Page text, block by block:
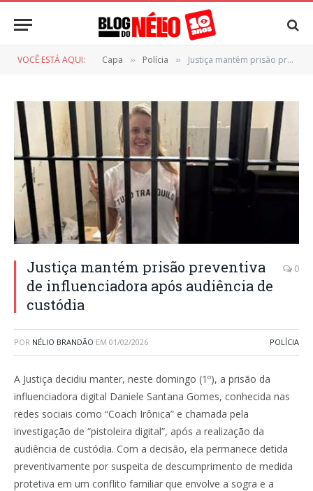
VOCÊ ESTÁ AQUI: Capa » Polícia » Justiça mantém prisão preventiva de influenciadora após audiência de custódia
Justiça mantém prisão preventiva
de influenciadora após audiência de
custódia
0
POR NÉLIO BRANDÃO EM 01/02/2026 POLÍCIA
A Justiça decidiu manter, neste domingo (1º), a prisão da
influenciadora digital Daniele Santana Gomes, conhecida nas
redes sociais como “Coach Irônica” e chamada pela
investigação de “pistoleira digital”, após a realização da
audiência de custódia. Com a decisão, ela permanece detida
preventivamente por suspeita de descumprimento de medida
protetiva em um conflito familiar que envolve a sogra e a